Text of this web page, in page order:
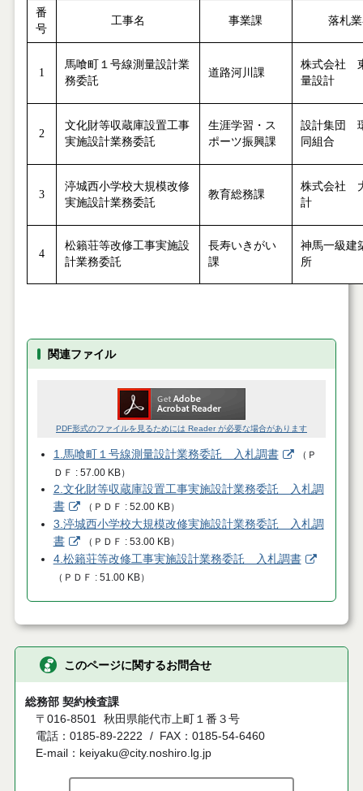
番
号
工事名 事業課 落札
1
馬喰町１号線測量設計業
務委託
道路河川課
株式会社
量設計
2
文化財等収蔵庫設置工事
実施設計業務委託
生涯学習・ス
ポーツ振興課
設計集団
同組合
3
渟城西小学校大規模改修
実施設計業務委託
教育総務課
株式会社
計
4
松籟荘等改修工事実施設
計業務委託
長寿いきがい
課
神馬一級建
所
関連ファイル
PDF形式のファイルを見るためには Reader が必要な場合があります
1.馬喰町１号線測量設計業務委託 入札調書 （ Ｐ
ＤＦ
57.00 KB）
2.文化財等収蔵庫設置工事実施設計業務委託 入札調
書
（ ＰＤＦ 52.00 KB）
3.渟城西小学校大規模改修実施設計業務委託 入札調
書
（ ＰＤＦ 53.00 KB）
4.松籟荘等改修工事実施設計業務委託 入札調書
（ ＰＤＦ 51.00 KB）
このページに関するお問合せ
総務部 契約検査課
〒016-8501 秋田県能代市上町１番３号
電話：0185-89-2222
FAX：0185-54-6460
E-mail：keiyaku@city.noshiro.lg.jp